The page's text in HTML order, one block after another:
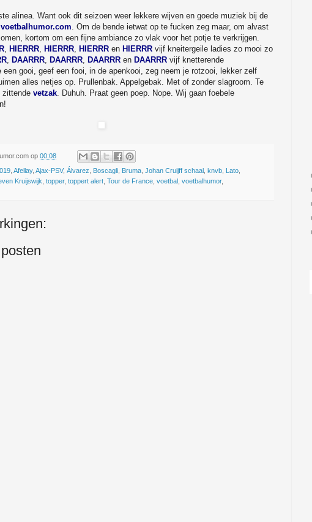
alinea. Want ook dit seizoen weer lekkere wijven en goede muziek bij de
voetbalhumor.com. Om de bende ietwat op te fucken zeg maar, om alvast
kortom om een fijne ambiance zo vlak voor het potje te verkrijgen.
, HIERRR, HIERRR, HIERRR en HIERRR vijf kneitergeile ladies zo mooi zo
, DAARRR, DAARRR, DAARRR en DAARRR vijf knetterende
een gooi, geef een fooi, in de apenkooi, zeg neem je rotzooi, lekker zelf
alles netjes op. Prullenbak. Appelgebak. Met of zonder slagroom. Te
zittende vetzak. Duhuh. Praat geen poep. Nope. Wij gaan foebele
op 00:08
, Afellay, Ajax-PSV, Álvarez, Boscagli, Bruma, Johan Cruijff schaal , knvb, Lato,
Kruijswijk, topper, toppert alert, Tour de France, voetbal , voetbalhumor,